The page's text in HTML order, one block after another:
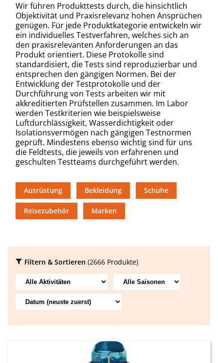
Wir führen Produkttests durch, die hinsichtlich
Objektivität und Praxisrelevanz hohen Ansprüchen
genügen. Für jede Produktkategorie entwickeln wir
ein individuelles Testverfahren, welches sich an
den praxisrelevanten Anforderungen an das
Produkt orientiert. Diese Protokolle sind
standardisiert, die Tests sind reproduzierbar und
entsprechen den gängigen Normen. Bei der
Entwicklung der Testprotokolle und der
Durchführung von Tests arbeiten wir mit
akkreditierten Prüfstellen zusammen. Im Labor
werden Testkriterien wie beispielsweise
Luftdurchlässigkeit, Wasserdichtigkeit oder
Isolationsvermögen nach gängigen Testnormen
geprüft. Mindestens ebenso wichtig sind für uns
die Feldtests, die jeweils von erfahrenen und
geschulten Testteams durchgeführt werden.
Ausrüstung Bekleidung Schuhe
Reisezubehör Marken
Filtern & Sortieren (2666 Produkte)